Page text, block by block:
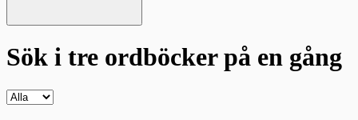
Sök i tre ordböckerpå en gång